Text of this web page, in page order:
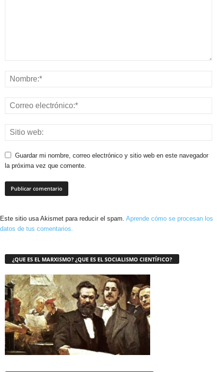
Guardar mi nombre, correo electrónico y sitio web en este navegador
la próxima vez que comente.
Este sitio usa Akismet para reducir el spam. Aprende cómo se procesan los
datos de tus comentarios.
¿QUE ES EL MARXISMO? ¿QUE ES EL SOCIALISMO CIENTÍFICO?